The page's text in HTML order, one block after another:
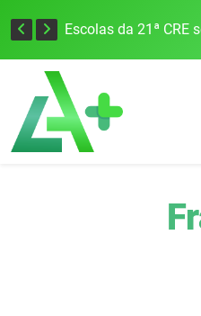
Escolas da 21ª CRE